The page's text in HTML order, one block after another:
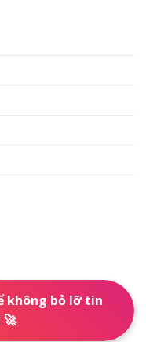
không bỏ lỡ tin
🚀